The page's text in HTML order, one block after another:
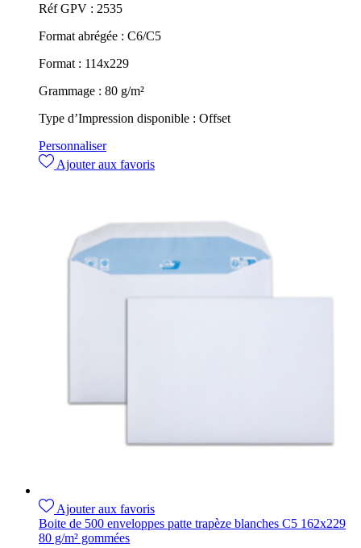
Réf GPV : 2535
Format abrégée : C6/C5
Format : 114x229
Grammage : 80 g/m²
Type d’Impression disponible : Offset
Personnaliser
Ajouter aux favoris
Ajouter aux favoris
Boite de 500 enveloppes patte trapèze blanches C5 162x229
80 g/m² gommées